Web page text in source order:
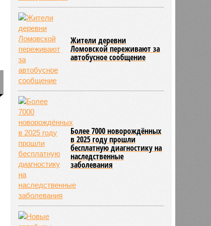
Жители деревни
Ломовской переживают за
автобусное сообщение
Более 7000 новорождённых
в 2025 году прошли
бесплатную диагностику на
наследственные
заболевания